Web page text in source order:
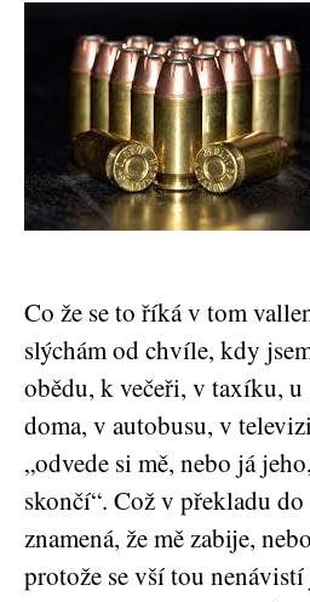
Co že se to říká v tom
slýchám od chvíle, kdy
obědu, k večeři, v taxíku, u
doma, v autobusu, v
„odvede si mě, nebo já
skončí“. Což v překladu
znamená, že mě zabije,
protože se vší tou